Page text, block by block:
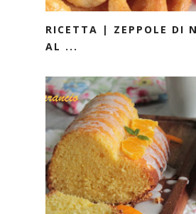
RICETTA | ZEPPOLE DI
AL ...